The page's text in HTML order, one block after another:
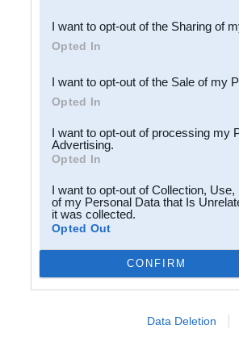
Downstream Participants
third parties.
I want to opt-out of the Sharing of
Opted In
I want to opt-out of the Sale of my
Opted In
I want to opt-out of processing my
Advertising.
Opted In
I want to opt-out of Collection,
of my Personal Data that Is
it was collected.
Opted Out
CONFIRM
Data Deletion